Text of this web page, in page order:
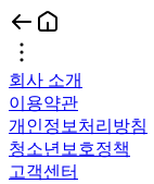
회사 소개
이용약관
개인정보처리방침
청소년보호정책
고객센터